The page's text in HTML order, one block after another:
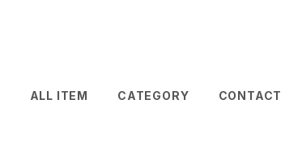
ALL ITEM CATEGORY CONTACT